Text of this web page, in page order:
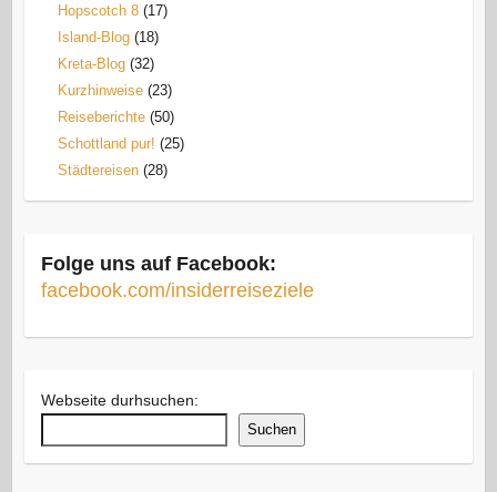
Hopscotch 8(17)
Island-Blog(18)
Kreta-Blog(32)
Kurzhinweise(23)
Reiseberichte(50)
Schottland pur! (25)
Städtereisen(28)
Folge uns auf Facebook:
facebook.com/insiderreiseziele
Webseite durhsuchen:
Suchen